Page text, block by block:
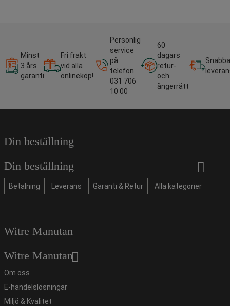
Minst
3 års
garanti
Fri frakt
vid alla
onlineköp!
Personlig
service
på
telefon
031 706
10 00
60
dagars
retur-
och
ångerrätt
Snabba
Din beställning
Din beställning
Betalning Leverans Garanti & Retur Alla kategorier
Witre Manutan
Witre Manutan
Om oss
E-handelslösningar
Miljö & Kvalitet